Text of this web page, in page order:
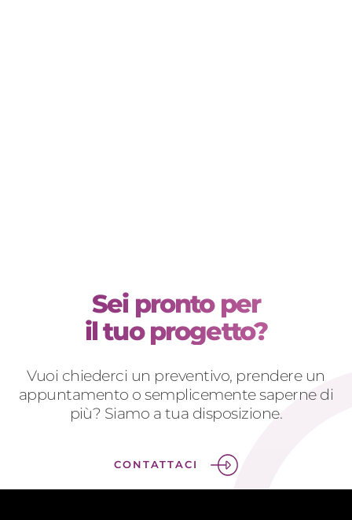
Sei pronto per
il tuo progetto?
Vuoi chiederci un preventivo, prendere un
appuntamento o semplicemente saperne di
più? Siamo a tua disposizione.
CONTATTACI